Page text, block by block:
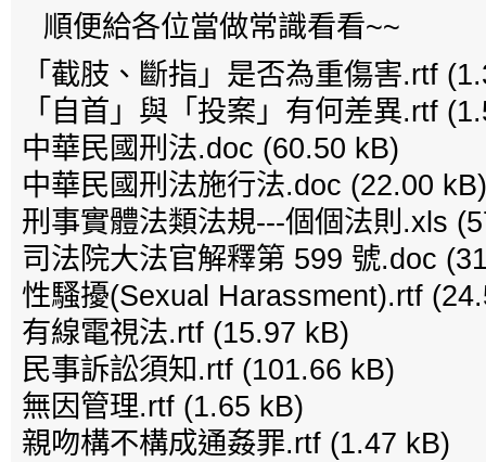
順便給各位當做常識看看~~
「截肢、斷指」是否為重傷害.rtf
「自首」與「投案」有何差異.rtf
中華民國刑法.doc (60.50 kB)
中華民國刑法施行法.doc (22.00 kB)
刑事實體法類法規---個個法則.xls
司法院大法官解釋第 599 號.doc
性騷擾(Sexual Harassment).rtf
有線電視法.rtf (15.97 kB)
民事訴訟須知.rtf (101.66 kB)
無因管理.rtf (1.65 kB)
親吻構不構成通姦罪.rtf (1.47 kB)